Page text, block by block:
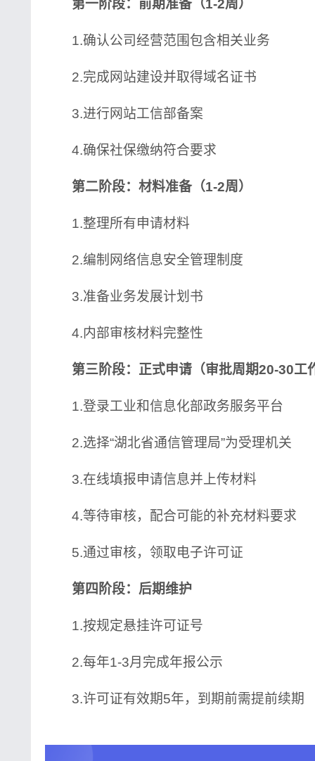
第一阶段：前期准备（1-2周）
1.确认公司经营范围包含相关业务
2.完成网站建设并取得域名证书
3.进行网站工信部备案
4.确保社保缴纳符合要求
第二阶段：材料准备（1-2周）
1.整理所有申请材料
2.编制网络信息安全管理制度
3.准备业务发展计划书
4.内部审核材料完整性
第三阶段：正式申请（审批周期20-30工
1.登录工业和信息化部政务服务平台
2.选择“湖北省通信管理局”为受理机关
3.在线填报申请信息并上传材料
4.等待审核，配合可能的补充材料要求
5.通过审核，领取电子许可证
第四阶段：后期维护
1.按规定悬挂许可证号
2.每年1-3月完成年报公示
3.许可证有效期5年，到期前需提前续期